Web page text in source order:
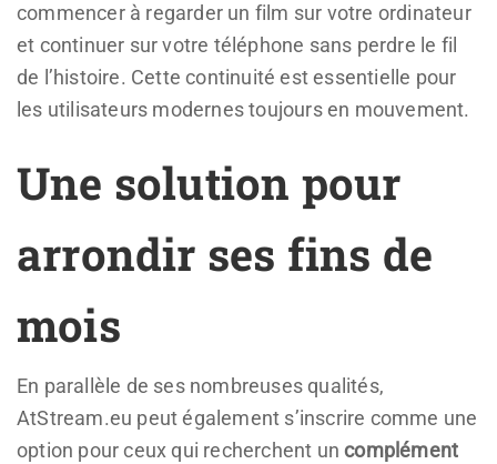
commencer à regarder un film sur votre ordinateur
et continuer sur votre téléphone sans perdre le fil
de l’histoire. Cette continuité est essentielle pour
les utilisateurs modernes toujours en mouvement.
Une solution pour
arrondir ses fins de
mois
En parallèle de ses nombreuses qualités,
AtStream.eu peut également s’inscrire comme une
option pour ceux qui recherchent uncomplément